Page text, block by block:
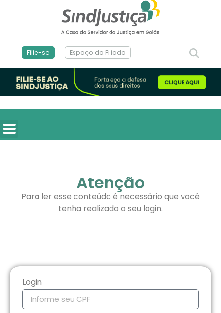
Filie-se Espaço do Filiado
Atenção
Para ler esse conteúdo é necessário que você
tenha realizado o seu login.
Login